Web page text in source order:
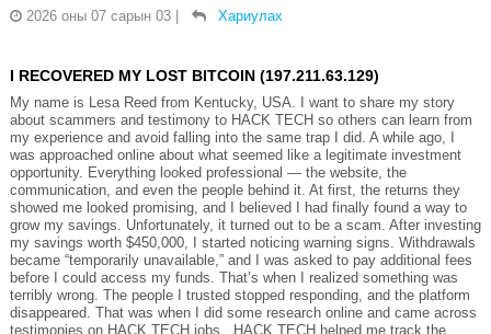
2026 оны 07 сарын 03
Хариулах
I RECOVERED MY LOST BITCOIN (197.211.63.129)
My name is Lesa Reed from Kentucky, USA. I want to share my story
about scammers and testimony to HACK TECH so others can learn from
my experience and avoid falling into the same trap I did. A while ago, I
was approached online about what seemed like a legitimate investment
opportunity. Everything looked professional — the website, the
communication, and even the people behind it. At first, the returns they
showed me looked promising, and I believed I had finally found a way to
grow my savings. Unfortunately, it turned out to be a scam. After investing
my savings worth $450,000, I started noticing warning signs. Withdrawals
became “temporarily unavailable,” and I was asked to pay additional fees
before I could access my funds. That’s when I realized something was
terribly wrong. The people I trusted stopped responding, and the platform
disappeared. That was when I did some research online and came across
testimonies on HACK TECH jobs . HACK TECH helped me track the